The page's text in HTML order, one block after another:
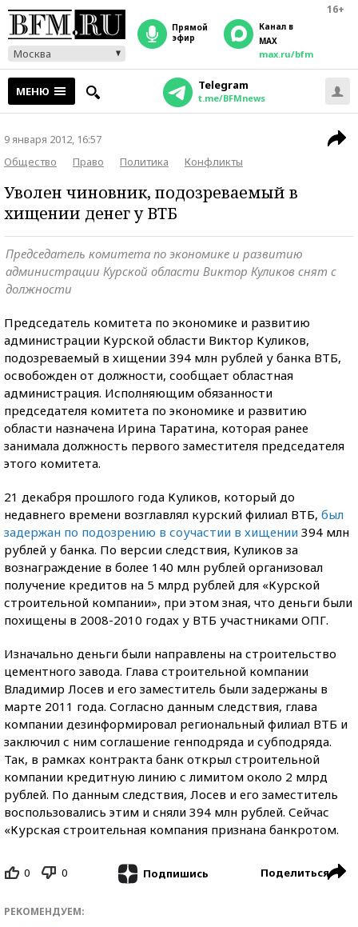
16+
Москва
прямой
эфир
Канал в
MAX
max.ru/bfm
МЕНЮ Telegram
t.me/BFMnews
9 января 2012, 16:57
Общество
Право Политика Конфликты
Уволен чиновник, подозреваемый в
хищении денег у ВТБ
Председатель комитета по экономике и развитию
администрации Курской области Виктор Куликов снят с
должности
Председатель комитета по экономике и развитию
администрации Курской области Виктор Куликов,
подозреваемый в хищении 394 млн рублей у банка ВТБ,
освобожден от должности, сообщает областная
администрация. Исполняющим обязанности
председателя комитета по экономике и развитию
области назначена Ирина Таратина, которая ранее
занимала должность первого заместителя председателя
этого комитета.
21 декабря прошлого года Куликов, который до
недавнего времени возглавлял курский филиал ВТБ, был
задержан по подозрению в соучастии в хищении 394 млн
рублей у банка. По версии следствия, Куликов за
вознаграждение в более 140 млн рублей организовал
получение кредитов на 5 млрд рублей для «Курской
строительной компании», при этом зная, что деньги были
похищены в 2008-2010 годах у ВТБ участниками ОПГ.
Изначально деньги были направлены на строительство
цементного завода. Глава строительной компании
Владимир Лосев и его заместитель были задержаны в
марте 2011 года. Согласно данным следствия, глава
компании дезинформировал региональный филиал ВТБ и
заключил с ним соглашение генподряда и субподряда.
Так, в рамках контракта банк открыл строительной
компании кредитную линию с лимитом около 2 млрд
рублей. По данным следствия, Лосев и его заместитель
воспользовались этим и сняли 394 млн рублей. Сейчас
«Курская строительная компания признана банкротом.
0 0 Подпишись Поделиться
РЕКОМЕНДУЕМ: